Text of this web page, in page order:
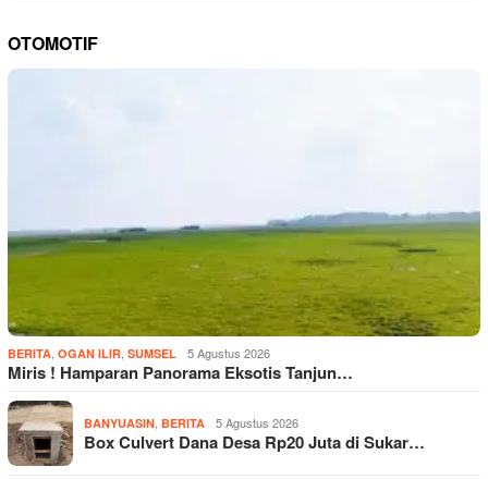
OTOMOTIF
BERITA, OGAN ILIR, SUMSEL 5 Agustus 2026
Miris ! Hamparan Panorama Eksotis Tanjun…
BANYUASIN, BERITA 5 Agustus 2026
Box Culvert Dana Desa Rp20 Juta di Sukar…